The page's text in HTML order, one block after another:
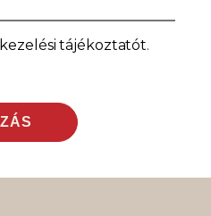
tájékoztatót.